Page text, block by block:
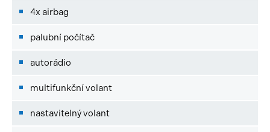
4x airbag
palubní počítač
autorádio
multifunkční volant
nastavitelný volant